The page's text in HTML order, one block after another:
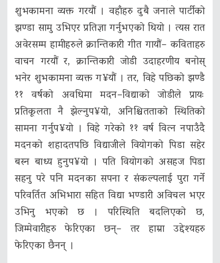
शुभकामना व्यक्त गरयौं । वहाँहरु दुबै जनाले पार्टीको
झण्डा सामु उभिएर प्रतिज्ञा गर्नुभएको थियो । त्यस रात
अवेरसम्म हामीहरुले क्रान्तिकारी गीत गायौं– कविताहरु
वाचन गरयौं र, क्रान्तिकारी जोडी उदाहरणीय बनोस्
भनेर शुभकामना व्यक्त ग¥यौं । तर, विहे पछिको झण्डै
११ वर्षको अवधिमा मदन–विद्याको जोडीले प्रायः
प्रतिकूलता नै झेल्नुप¥यो, अनिश्चितताको स्थितिको
सामना गर्नुप¥यो । विहे गरेको ११ वर्ष वित्न नपाउँदै
मदनको शहादतपछि विद्याजीले वियोगको पिडा सहेर
बस्न बाध्य हुनुप¥यो । पति वियोगको असहज पिडा
सहनु परे पनि मदनका सपना र संकल्पलाई पुरा गर्ने
परिवर्तित अभिभारा सहित विद्या भण्डारी अविचल भएर
उभिनु भएको छ । परिस्थिति बदलिएको छ,
जिम्मेवारीहरु फेरिएका छन्– तर हाम्रा उद्देश्यहरु
फेरिएका छैनन् ।